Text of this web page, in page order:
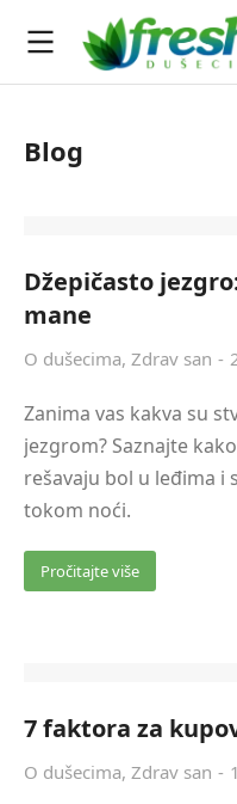
Blog
Džepičasto
mane
O dušecima, Zdrav san
Zanima vas kakva su
jezgrom? Saznajte
rešavaju bol u leđima i
tokom noći.
Pročitajte više
7 faktora za
O dušecima, Zdrav san